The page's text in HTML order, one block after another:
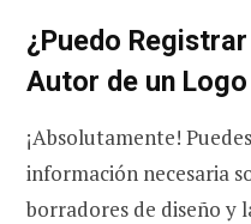
¿Puedo
Autor de un
¡Absolutamente!
información necesaria
borradores de diseño y